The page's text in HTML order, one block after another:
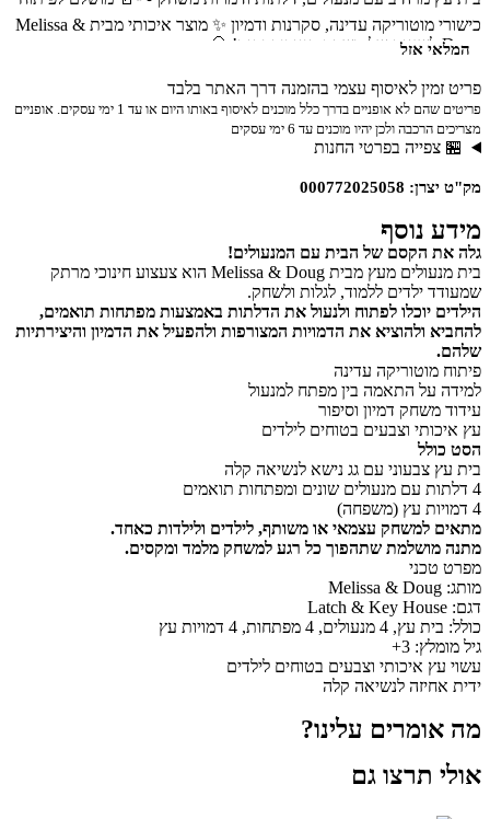
כישורי מוטוריקה עדינה, סקרנות ודמיון ✨ מוצר איכותי מבית Melissa &
Doug לשעות של משחק חינוכי ומהנה! 🎈
המלאי אזל
פריט זמין לאיסוף עצמי בהזמנה דרך האתר בלבד
פריטים שהם לא אופניים בדרך כלל מוכנים לאיסוף באותו היום או עד 1 ימי עסקים. אופניים
מצריכים הרכבה ולכן יהיו מוכנים עד 6 ימי עסקים
🏪 צפייה בפרטי החנות
מק"ט יצרן: 000772025058
מידע נוסף
גלה את הקסם של הבית עם המנעולים!
בית מנעולים מעץ מבית Melissa & Doug הוא צעצוע חינוכי מרתק
שמעודד ילדים ללמוד, לגלות ולשחק.
הילדים יוכלו לפתוח ולנעול את הדלתות באמצעות מפתחות תואמים,
להחביא ולהוציא את הדמויות המצורפות ולהפעיל את הדמיון והיצירתיות
שלהם.
פיתוח מוטוריקה עדינה
למידה על התאמה בין מפתח למנעול
עידוד משחק דמיון וסיפור
עץ איכותי וצבעים בטוחים לילדים
הסט כולל
בית עץ צבעוני עם גג נישא לנשיאה קלה
4 דלתות עם מנעולים שונים ומפתחות תואמים
4 דמויות עץ (משפחה)
מתאים למשחק עצמאי או משותף, לילדים ולילדות כאחד.
מתנה מושלמת שתהפוך כל רגע למשחק מלמד ומקסים.
מפרט טכני
מותג: Melissa & Doug
דגם: Latch & Key House
כולל: בית עץ, 4 מנעולים, 4 מפתחות, 4 דמויות עץ
גיל מומלץ: 3+
עשוי עץ איכותי וצבעים בטוחים לילדים
ידית אחיזה לנשיאה קלה
מה אומרים עלינו?
אולי תרצו גם